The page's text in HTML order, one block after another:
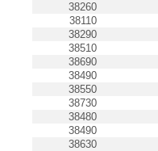
38260
38110
38290
38510
38690
38490
38550
38730
38480
38490
38630